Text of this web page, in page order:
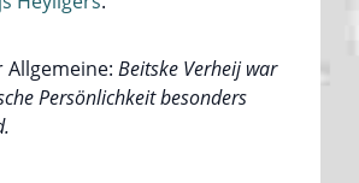
Beitske Verheij war
Persönlichkeit besonders